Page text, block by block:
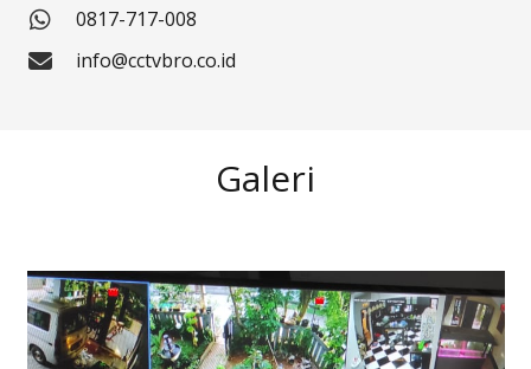
0817-717-008
info@cctvbro.co.id
Galeri